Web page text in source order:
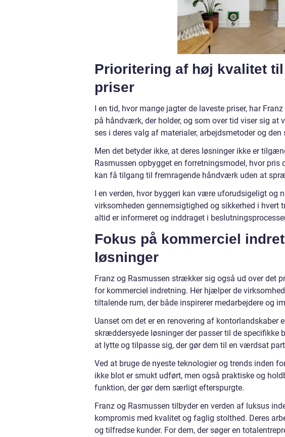
Prioritering af høj kvalitet
priser
I en tid, hvor mange jagter de laveste priser, har
på håndværk, der holder, og som over tid viser sig
ses i deres valg af materialer, arbejdsmetoder og
Men det betyder ikke, at deres løsninger ikke er
Rasmussen opbygget en forretningsmodel, hvor
kan få tilgang til fremragende håndværk uden at
I en verden, hvor byggeri kan være uforudsigeligt og
virksomheden gennemsigtighed og sikkerhed i hvert
altid er informeret og inddraget i
Fokus på kommerciel
løsninger
Franz og Rasmussen strækker sig også ud over det
for kommerciel indretning. Her hjælper de
tiltalende rum, der både inspirerer medarbejdere og
Uanset om det er en renovering af kontorlandskaber
skræddersyede løsninger der passer til de specifikke
at lytte og tilpasse sig, der gør dem til en værdsat
Ved at bruge de nyeste teknologier og trends inden
ikke blot er smukt udført, men også praktiske og
funktion, der gør dem særligt efterspurgte.
Franz og Rasmussen tilbyder en verden af luksus
kompromis med kvalitet og faglig stolthed. Deres
og tilfredse kunder. For dem, der søger en